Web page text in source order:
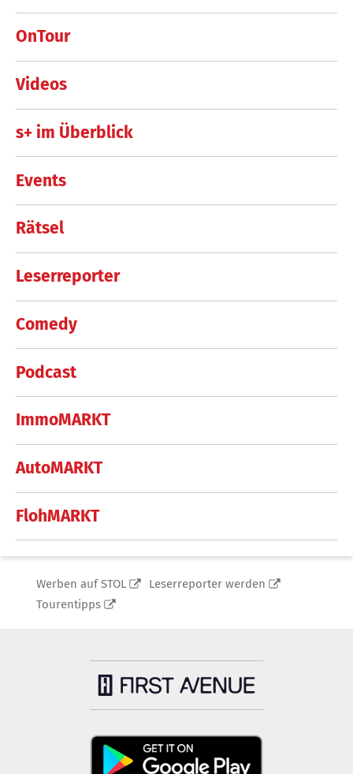
OnTour
Videos
s+ im Überblick
Events
Rätsel
Leserreporter
Comedy
Podcast
ImmoMARKT
AutoMARKT
FlohMARKT
Werben auf STOL
Leserreporter werden
Tourentipps